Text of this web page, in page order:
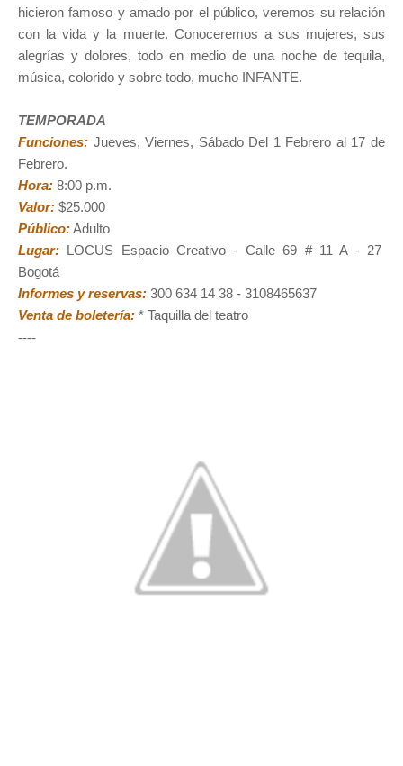
hicieron famoso y amado por el público, veremos su relación
con la vida y la muerte. Conoceremos a sus mujeres, sus
alegrías y dolores, todo en medio de una noche de tequila,
música, colorido y sobre todo, mucho INFANTE.
TEMPORADA
Funciones: Jueves, Viernes, Sábado Del 1 Febrero al 17 de
Febrero.
Hora: 8:00 p.m.
Valor: $25.000
Público:Adulto
Lugar: LOCUS Espacio Creativo - Calle 69 # 11 A - 27
Bogotá
Informes y reservas: 300 634 14 38 - 3108465637
Venta de boletería: * Taquilla del teatro
----